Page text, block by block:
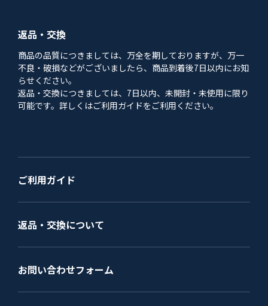
返品・交換
商品の品質につきましては、万全を期しておりますが、万一
不良・破損などがございましたら、商品到着後7日以内にお知
らせください。
返品・交換につきましては、7日以内、未開封・未使用に限り
可能です。詳しくはご利用ガイドをご利用ください。
ご利用ガイド
返品・交換について
お問い合わせフォーム